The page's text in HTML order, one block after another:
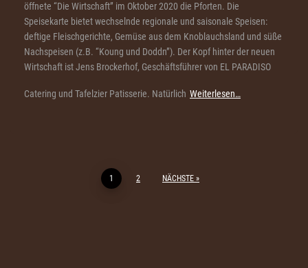
öffnete “Die Wirtschaft” im Oktober 2020 die Pforten. Die
Speisekarte bietet wechselnde regionale und saisonale Speisen:
deftige Fleischgerichte, Gemüse aus dem Knoblauchsland und süße
Nachspeisen (z.B. “Koung und Doddn”). Der Kopf hinter der neuen
Wirtschaft ist Jens Brockerhof, Geschäftsführer von EL PARADISO
Catering und Tafelzier Patisserie. Natürlich Weiterlesen…
BEITRAGSNAVIGATION
1 2 NÄCHSTE